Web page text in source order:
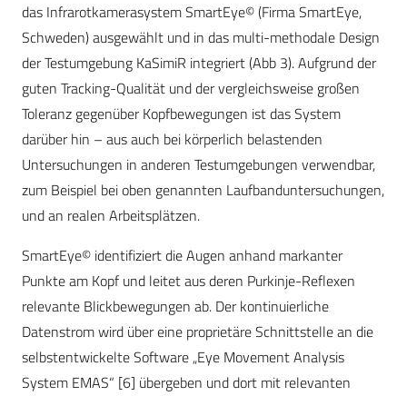
das Infrarotkamerasystem SmartEye© (Firma SmartEye,
Schweden) ausgewählt und in das multi-methodale Design
der Testumgebung KaSimiR integriert (Abb 3). Aufgrund der
guten Tracking-Qualität und der vergleichsweise großen
Toleranz gegenüber Kopfbewegungen ist das System
darüber hin – aus auch bei körperlich belastenden
Untersuchungen in anderen Testumgebungen verwendbar,
zum Beispiel bei oben genannten Laufbanduntersuchungen,
und an realen Arbeitsplätzen.
SmartEye© identifiziert die Augen anhand markanter
Punkte am Kopf und leitet aus deren Purkinje-Reflexen
relevante Blickbewegungen ab. Der kontinuierliche
Datenstrom wird über eine proprietäre Schnittstelle an die
selbstentwickelte Software „Eye Movement Analysis
System EMAS“ [6] übergeben und dort mit relevanten